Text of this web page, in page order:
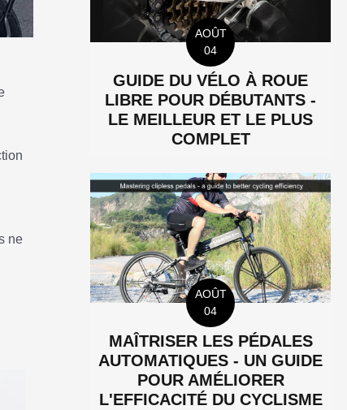
ne
AOÛT
04
GUIDE DU VÉLO À ROUE
LIBRE POUR DÉBUTANTS -
LE MEILLEUR ET LE PLUS
COMPLET
AOÛT
04
MAÎTRISER LES PÉDALES
AUTOMATIQUES - UN GUIDE
POUR AMÉLIORER
L'EFFICACITÉ DU CYCLISME